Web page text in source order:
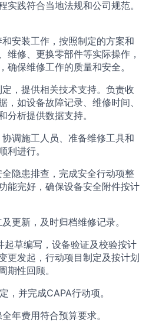
实践符合当地法规和公司规范。
安装工作，按照制定的方案和
维修、更换零部件等实际操作，
确保维修工作的质量和安全。
，提供相关技术支持。负责收
，如设备故障记录、维修时间、
分析提供数据支持。
调施工人员、准备维修工具和
利进行。
隐患排查，完成安全行动项整
能完好，确保设备安全附件按计
更新，及时归档维修记录。
起草编写，设备验证及校验按计
更发起，行动项目制定及按计划
期性回顾。
，并完成CAPA行动项。
年费用符合预算要求。